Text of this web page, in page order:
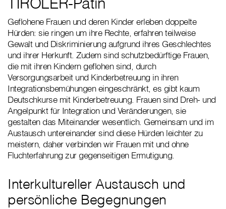
Geflohene Frauen und deren Kinder erleben doppelte
Hürden: sie ringen um ihre Rechte, erfahren teilweise
Gewalt und Diskriminierung aufgrund ihres Geschlechtes
und ihrer Herkunft. Zudem sind schutzbedürftige Frauen,
die mit ihren Kindern geflohen sind, durch
Versorgungsarbeit und Kinderbetreuung in ihren
Integrationsbemühungen eingeschränkt, es gibt kaum
Deutschkurse mit Kinderbetreuung. Frauen sind Dreh- und
Angelpunkt für Integration und Veränderungen, sie
gestalten das Miteinander wesentlich. Gemeinsam und im
Austausch untereinander sind diese Hürden leichter zu
meistern, daher verbinden wir Frauen mit und ohne
Fluchterfahrung zur gegenseitigen Ermutigung.
Interkultureller Austausch und
persönliche Begegnungen